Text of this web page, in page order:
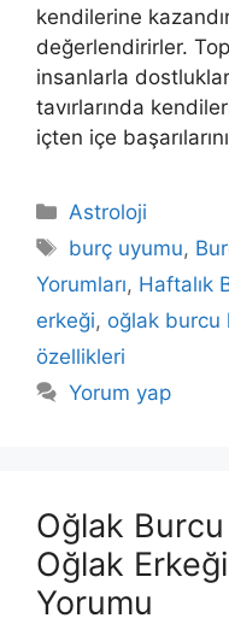
kendilerine
değerlendirirler.
insanlarla
tavırlarında
içten içe
Kategoriler
Astroloji
Etiketler
burç uyumu,
Yorumları, Haftalık
erkeği, oğlak burcu
özellikleri
Yorum yap
Oğlak
Oğlak
Yorumu